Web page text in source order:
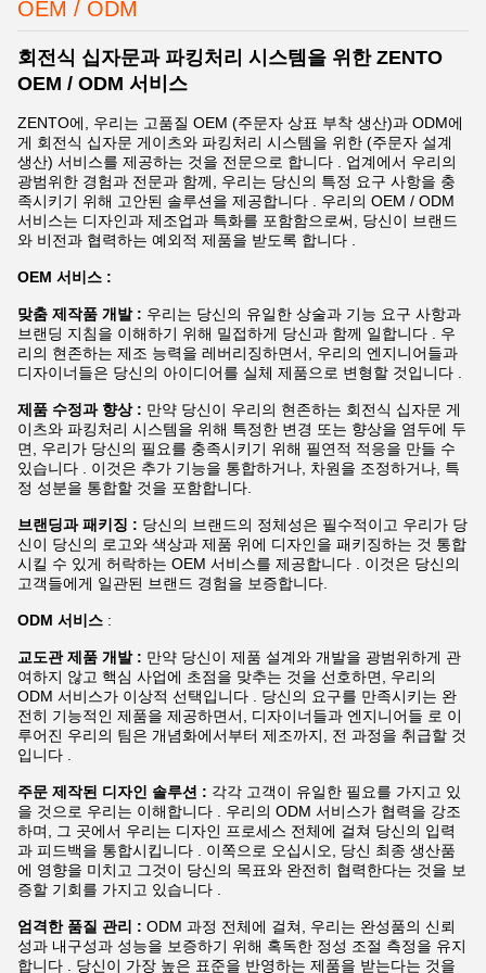
OEM / ODM
회전식 십자문과 파킹처리 시스템을 위한 ZENTO
OEM / ODM 서비스
ZENTO에, 우리는 고품질 OEM (주문자 상표 부착 생산)과 ODM에
게 회전식 십자문 게이츠와 파킹처리 시스템을 위한 (주문자 설계
생산) 서비스를 제공하는 것을 전문으로 합니다 . 업계에서 우리의
광범위한 경험과 전문과 함께, 우리는 당신의 특정 요구 사항을 충
족시키기 위해 고안된 솔루션을 제공합니다 . 우리의 OEM / ODM
서비스는 디자인과 제조업과 특화를 포함함으로써, 당신이 브랜드
와 비전과 협력하는 예외적 제품을 받도록 합니다 .
OEM 서비스 :
맞춤 제작품 개발 : 우리는 당신의 유일한 상술과 기능 요구 사항과
브랜딩 지침을 이해하기 위해 밀접하게 당신과 함께 일합니다 . 우
리의 현존하는 제조 능력을 레버리징하면서, 우리의 엔지니어들과
디자이너들은 당신의 아이디어를 실체 제품으로 변형할 것입니다 .
제품 수정과 향상 : 만약 당신이 우리의 현존하는 회전식 십자문 게
이츠와 파킹처리 시스템을 위해 특정한 변경 또는 향상을 염두에 두
면, 우리가 당신의 필요를 충족시키기 위해 필연적 적응을 만들 수
있습니다 . 이것은 추가 기능을 통합하거나, 차원을 조정하거나, 특
정 성분을 통합할 것을 포함합니다.
브랜딩과 패키징 : 당신의 브랜드의 정체성은 필수적이고 우리가 당
신이 당신의 로고와 색상과 제품 위에 디자인을 패키징하는 것 통합
시킬 수 있게 허락하는 OEM 서비스를 제공합니다 . 이것은 당신의
고객들에게 일관된 브랜드 경험을 보증합니다.
ODM 서비스 :
교도관 제품 개발 : 만약 당신이 제품 설계와 개발을 광범위하게 관
여하지 않고 핵심 사업에 초점을 맞추는 것을 선호하면, 우리의
ODM 서비스가 이상적 선택입니다 . 당신의 요구를 만족시키는 완
전히 기능적인 제품을 제공하면서, 디자이너들과 엔지니어들 로 이
루어진 우리의 팀은 개념화에서부터 제조까지, 전 과정을 취급할 것
입니다 .
주문 제작된 디자인 솔루션 : 각각 고객이 유일한 필요를 가지고 있
을 것으로 우리는 이해합니다 . 우리의 ODM 서비스가 협력을 강조
하며, 그 곳에서 우리는 디자인 프로세스 전체에 걸쳐 당신의 입력
과 피드백을 통합시킵니다 . 이쪽으로 오십시오, 당신 최종 생산품
에 영향을 미치고 그것이 당신의 목표와 완전히 협력한다는 것을 보
증할 기회를 가지고 있습니다 .
엄격한 품질 관리 : ODM 과정 전체에 걸쳐, 우리는 완성품의 신뢰
성과 내구성과 성능을 보증하기 위해 혹독한 정성 조절 측정을 유지
합니다 . 당신이 가장 높은 표준을 반영하는 제품을 받는다는 것을